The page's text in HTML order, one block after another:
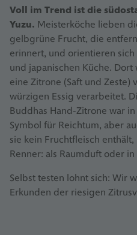
Voll im Trend ist die
Yuzu. Meisterköche lieben
gelbgrüne Frucht, die
erinnert, und orientieren
und japanischen Küche.
eine Zitrone (Saft und
würzigen Essig verarbeitet.
Buddhas Hand-Zitrone war
Symbol für Reichtum, aber
sie kein Fruchtfleisch
Renner: als Raumduft oder
Selbst testen lohnt sich: Wir
Erkunden der riesigen